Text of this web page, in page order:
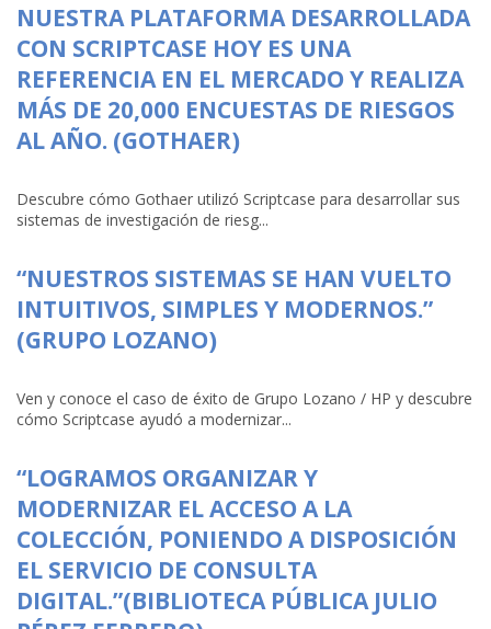
NUESTRA PLATAFORMA DESARROLLADA
CON SCRIPTCASE HOY ES UNA
REFERENCIA EN EL MERCADO Y REALIZA
MÁS DE 20,000 ENCUESTAS DE RIESGOS
AL AÑO. (GOTHAER)
Descubre cómo Gothaer utilizó Scriptcase para desarrollar sus
sistemas de investigación de riesg...
“NUESTROS SISTEMAS SE HAN VUELTO
INTUITIVOS, SIMPLES Y MODERNOS.”
(GRUPO LOZANO)
Ven y conoce el caso de éxito de Grupo Lozano / HP y descubre
cómo Scriptcase ayudó a modernizar...
“LOGRAMOS ORGANIZAR Y
MODERNIZAR EL ACCESO A LA
COLECCIÓN, PONIENDO A DISPOSICIÓN
EL SERVICIO DE CONSULTA
DIGITAL.”(BIBLIOTECA PÚBLICA JULIO